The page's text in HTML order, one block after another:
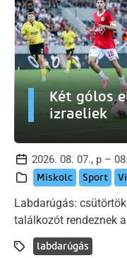
Két gólos
izraeliek
2026. 08. 07., p –
Miskolc Sport
Labdarúgás:
találkozót rendeznek
labdarúgás